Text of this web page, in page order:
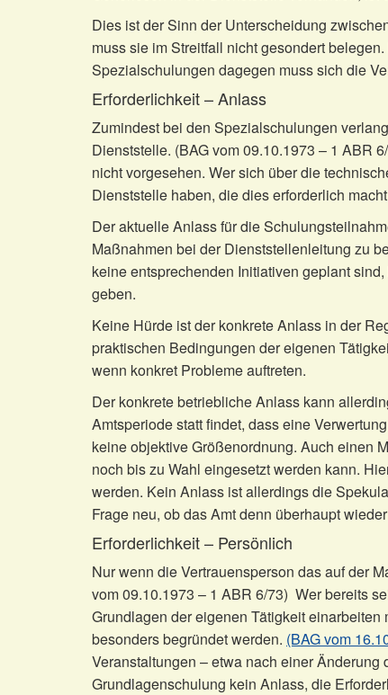
Dies ist der Sinn der Unterscheidung
muss sie im Streitfall nicht gesondert
Spezialschulungen dagegen muss sich die
Erforderlichkeit – Anlass
Zumindest bei den Spezialschulungen
Dienststelle. (BAG vom 09.10.1973 – 1 ABR
nicht vorgesehen. Wer sich über die
Dienststelle haben, die dies erforderlich
Der aktuelle Anlass für die
Maßnahmen bei der Dienststellenleitung zu
keine entsprechenden Initiativen geplant
geben.
Keine Hürde ist der konkrete Anlass in der
praktischen Bedingungen der eigenen
wenn konkret Probleme auftreten.
Der konkrete betriebliche Anlass kann
Amtsperiode statt findet, dass eine
keine objektive Größenordnung. Auch einen
noch bis zu Wahl eingesetzt werden kann.
werden. Kein Anlass ist allerdings die
Frage neu, ob das Amt denn überhaupt
Erforderlichkeit – Persönlich
Nur wenn die Vertrauensperson das auf der
vom 09.10.1973 – 1 ABR 6/73) Wer bereits
Grundlagen der eigenen Tätigkeit
besonders begründet werden. (BAG vom
Veranstaltungen – etwa nach einer
Grundlagenschulung kein Anlass, die